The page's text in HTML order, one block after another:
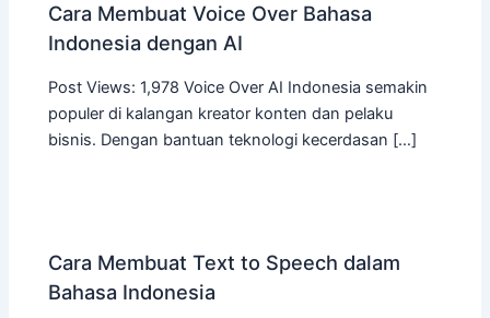
Cara Membuat Voice Over Bahasa
Indonesia dengan AI
Post Views: 1,978 Voice Over AI Indonesia semakin
populer di kalangan kreator konten dan pelaku
bisnis. Dengan bantuan teknologi kecerdasan […]
Cara Membuat Text to Speech dalam
Bahasa Indonesia